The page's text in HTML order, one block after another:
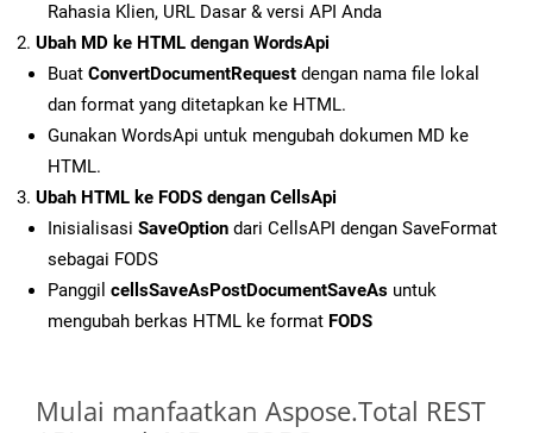
Rahasia Klien, URL Dasar & versi API Anda
Ubah MD ke HTML dengan WordsApi
Buat ConvertDocumentRequest dengan nama file lokal
dan format yang ditetapkan ke HTML.
Gunakan WordsApi untuk mengubah dokumen MD ke
HTML.
Ubah HTML ke FODS dengan CellsApi
Inisialisasi SaveOption dari CellsAPI dengan SaveFormat
sebagai FODS
Panggil cellsSaveAsPostDocumentSaveAs untuk
mengubah berkas HTML ke format FODS
Mulai manfaatkan Aspose.Total REST